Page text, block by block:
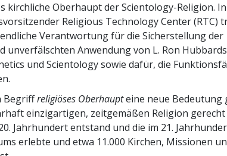
kirchliche Oberhaupt der Scientology-Religion.
Religious Technology Center (RTC)
Verantwortung für die Sicherstellung der
unverfälschten Anwendung von L. Ron Hubbards
und Scientology sowie dafür, die
Begriffreligiöses Oberhaupteine neue Bedeutung
einzigartigen, zeitgemäßen Religion gerecht
Jahrhundert entstand und die im 21.
erlebte und etwa 11.000 Kirchen, Missionen